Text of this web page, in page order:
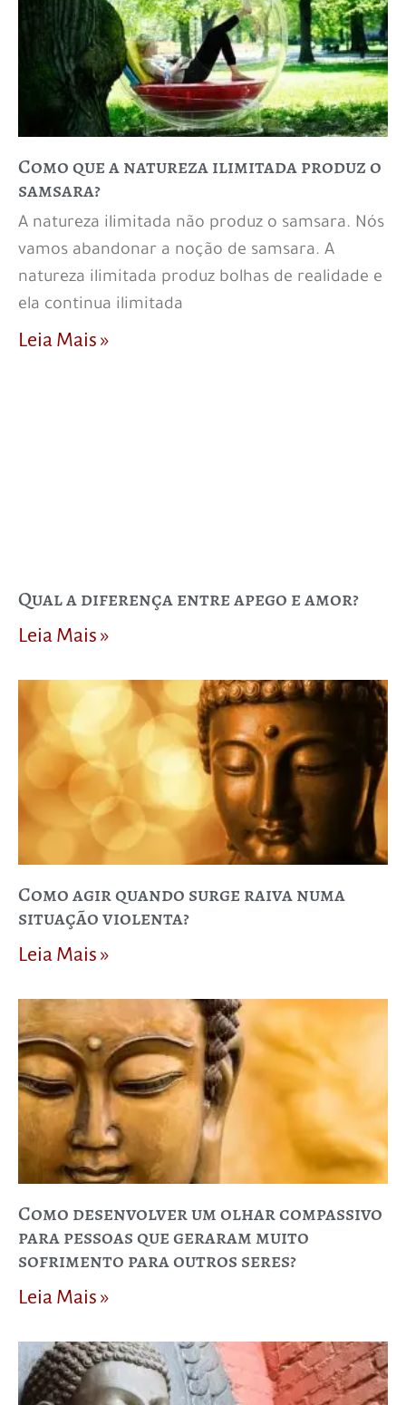
Como que a natureza ilimitada produz o
samsara?
A natureza ilimitada não produz o samsara. Nós
vamos abandonar a noção de samsara. A
natureza ilimitada produz bolhas de realidade e
ela continua ilimitada
Leia Mais »
Qual a diferença entre apego e amor?
Leia Mais »
Como agir quando surge raiva numa
situação violenta?
Leia Mais »
Como desenvolver um olhar compassivo
para pessoas que geraram muito
sofrimento para outros seres?
Leia Mais »